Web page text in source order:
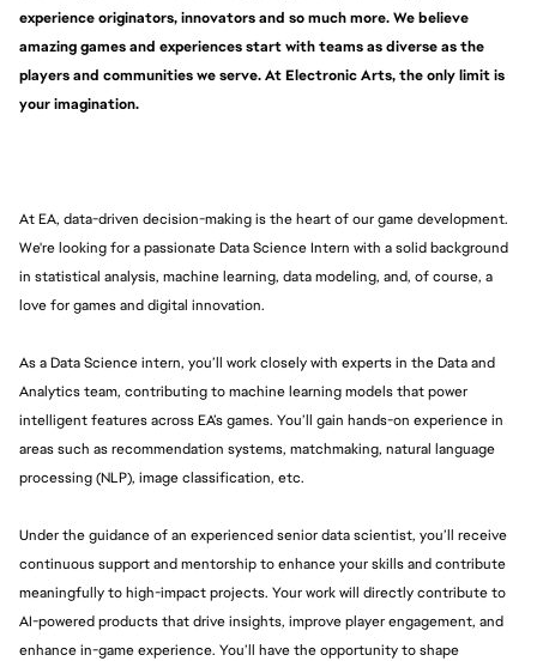
experience originators, innovators and so much more. We believe
amazing games and experiences start with teams as diverse as the
players and communities we serve. At Electronic Arts, the only limit is
your imagination.
At EA, data-driven decision-making is the heart of our game development.
We're looking for a passionate Data Science Intern with a solid background
in statistical analysis, machine learning, data modeling, and, of course, a
love for games and digital innovation.
As a Data Science intern, you’ll work closely with experts in the Data and
Analytics team, contributing to machine learning models that power
intelligent features across EA’s games. You’ll gain hands-on experience in
areas such as recommendation systems, matchmaking, natural language
processing (NLP), image classification, etc.
Under the guidance of an experienced senior data scientist, you’ll receive
continuous support and mentorship to enhance your skills and contribute
meaningfully to high-impact projects. Your work will directly contribute to
AI-powered products that drive insights, improve player engagement, and
enhance in-game experience. You’ll have the opportunity to shape